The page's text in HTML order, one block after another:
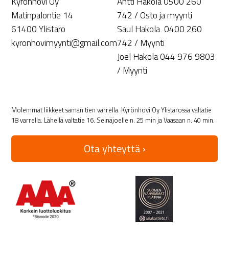
Matinpalontie 14
61400 Ylistaro
kyronhovimyynti@gmail.com
742 / Osto ja myynti
Saul Hakola 0400 260
742 / Myynti
Joel Hakola 044 976 9803
/ Myynti
Molemmat liikkeet saman tien varrella. Kyrönhovi Oy Ylistarossa valtatie
18 varrella. Lähellä valtatie 16. Seinäjoelle n. 25 min ja Vaasaan n. 40 min.
Ota yhteyttä ›